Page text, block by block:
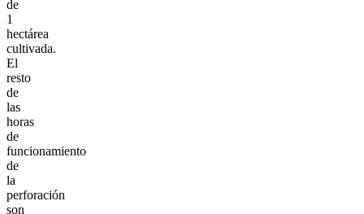
de
1
hectárea
cultivada.
El
resto
de
las
horas
de
funcionamiento
de
la
perforación
son